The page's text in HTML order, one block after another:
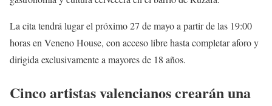
La cita tendrá lugar el próximo 27 de mayo a partir de las 19:00
horas en Veneno House, con acceso libre hasta completar aforo y
dirigida exclusivamente a mayores de 18 años.
Cinco artistas valencianos crearán una